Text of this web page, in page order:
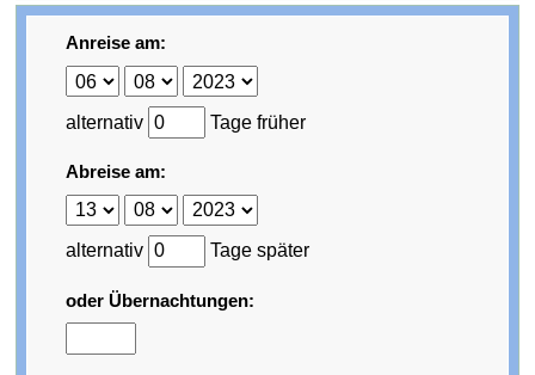
Anreise am:
alternativ Tage früher
Abreise am:
alternativ Tage später
oder Übernachtungen: